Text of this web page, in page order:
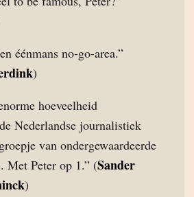
éénmans no-go-area.”
)
hoeveelheid
Nederlandse journalistiek
van ondergewaardeerde
Met Peter op 1.” (Sander
)